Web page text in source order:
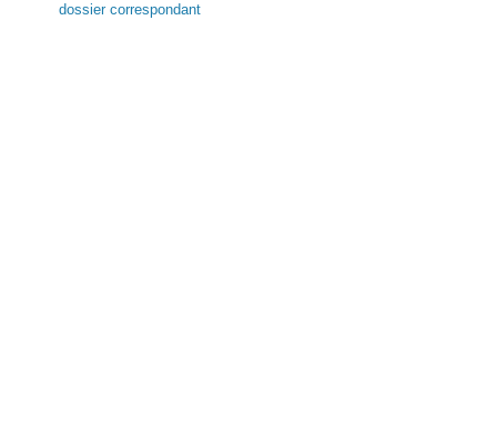
dossier correspondant